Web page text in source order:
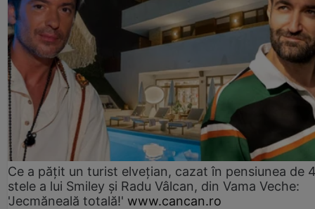
Ce a pățit un turist elvețian, cazat în pensiunea de
stele a lui Smiley și Radu Vâlcan, din Vama Veche:
'Jecmăneală totală!' www.cancan.ro